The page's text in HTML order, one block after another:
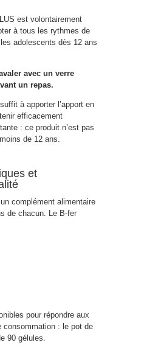
est volontairement
à tous les rythmes de
adolescents dès 12 ans
avec un verre
un repas.
à apporter l’apport en
efficacement
: ce produit n’est pas
de 12 ans.
et
complément alimentaire
de chacun. Le B-fer
pour répondre aux
consommation : le pot de
90 gélules.